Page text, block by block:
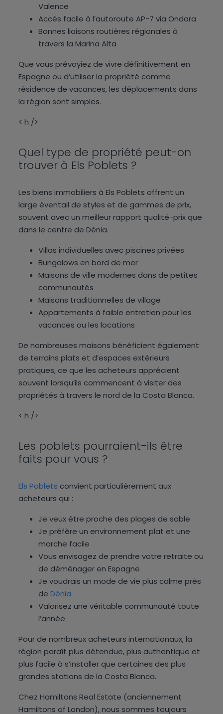
Valence
Accès facile à l’autoroute AP-7 via Ondara
Bonnes liaisons routières régionales à
travers la Marina Alta
Que vous prévoyiez de vivre définitivement en
Espagne ou d’utiliser la propriété comme
résidence de vacances, les déplacements dans
la région sont simples.
< h />
Quel type de propriété peut-on
trouver à Els Poblets ?
Les biens immobiliers à Els Poblets offrent un
large éventail de styles et de gammes de prix,
souvent avec un meilleur rapport qualité-prix que
dans le centre de Dénia.
Villas individuelles avec piscines privées
Bungalows en bord de mer
Maisons de ville modernes dans de petites
communautés
Maisons traditionnelles de village
Appartements à faible entretien pour les
vacances ou les locations
De nombreuses maisons bénéficient également
de terrains plats et d’espaces extérieurs
pratiques, ce que les acheteurs apprécient
souvent lorsqu’ils commencent à visiter des
propriétés à travers le nord de la Costa Blanca.
< h />
Les poblets pourraient-ils être
faits pour vous ?
Els Poblets convient particulièrement aux
acheteurs qui :
Je veux être proche des plages de sable
Je préfère un environnement plat et une
marche facile
Vous envisagez de prendre votre retraite ou
de déménager en Espagne
Je voudrais un mode de vie plus calme près
deDénia
Valorisez une véritable communauté toute
l’année
Pour de nombreux acheteurs internationaux, la
région paraît plus détendue, plus authentique et
plus facile à s’installer que certaines des plus
grandes stations de la Costa Blanca.
Chez Hamiltons Real Estate (anciennement
Hamiltons of London), nous sommes toujours